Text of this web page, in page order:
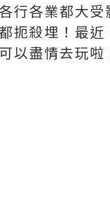
行各業都大受
扼殺埋！最近
以盡情去玩